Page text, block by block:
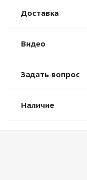
Доставка
Видео
Задать вопрос
Наличие